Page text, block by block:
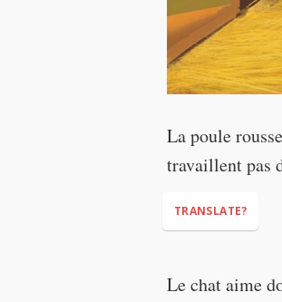
La poule
travaillent pas
TRANSLATE?
Le chat aime